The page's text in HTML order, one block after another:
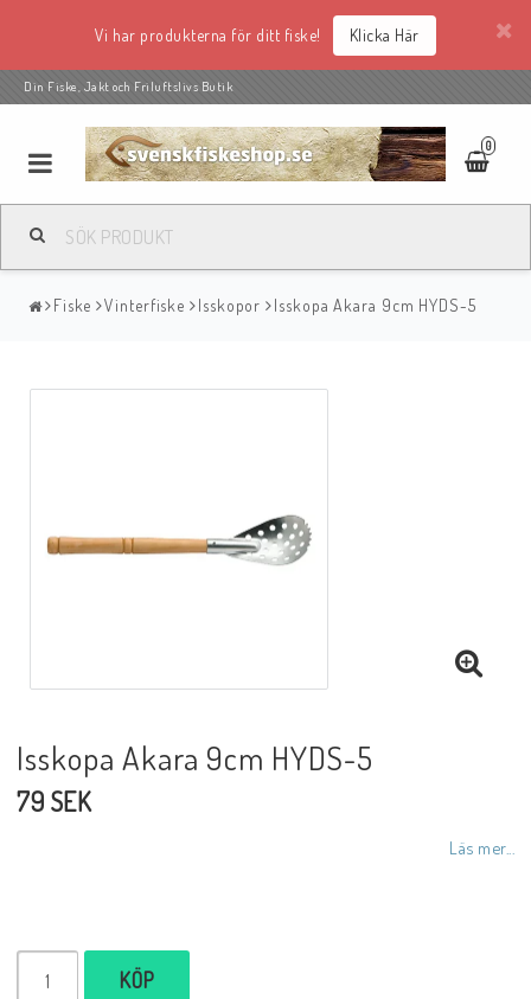
Vi har produkterna för ditt fiske! Klicka Här
Din Fiske, Jakt och Friluftslivs Butik
0
Fiske Vinterfiske Isskopor Isskopa Akara 9cm HYDS-5
Isskopa Akara 9cm HYDS-5
79 SEK
Läs mer...
KÖP